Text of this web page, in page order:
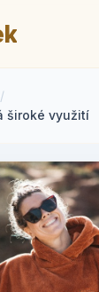
/
široké využití